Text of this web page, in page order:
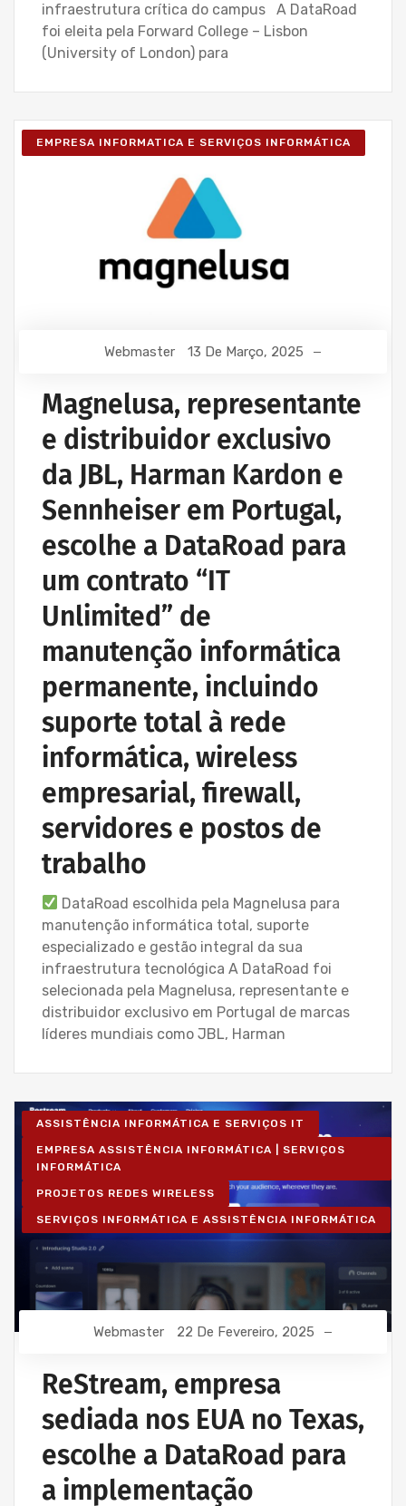
infraestrutura crítica do campus A DataRoad
foi eleita pela Forward College – Lisbon
(University of London) para
EMPRESA INFORMATICA E SERVIÇOS INFORMÁTICA
Webmaster 13 De Março, 2025
Magnelusa, representante
e distribuidor exclusivo
da JBL, Harman Kardon e
Sennheiser em Portugal,
escolhe a DataRoad para
um contrato “IT
Unlimited” de
manutenção informática
permanente, incluindo
suporte total à rede
informática, wireless
empresarial, firewall,
servidores e postos de
trabalho
DataRoad escolhida pela Magnelusa para
manutenção informática total, suporte
especializado e gestão integral da sua
infraestrutura tecnológica A DataRoad foi
selecionada pela Magnelusa, representante e
distribuidor exclusivo em Portugal de marcas
líderes mundiais como JBL, Harman
ASSISTÊNCIA INFORMÁTICA E SERVIÇOS IT
EMPRESA ASSISTÊNCIA INFORMÁTICA | SERVIÇOS
INFORMÁTICA
PROJETOS REDES WIRELESS
SERVIÇOS INFORMÁTICA E ASSISTÊNCIA INFORMÁTICA
Webmaster 22 De Fevereiro, 2025
ReStream, empresa
sediada nos EUA no Texas,
escolhe a DataRoad para
a implementação